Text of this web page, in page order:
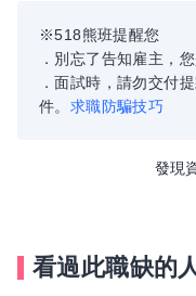
※518熊班提醒您
．別忘了告知雇主，
．面試時，請勿交付
件。 求職防騙技巧
發現
看過此職缺的